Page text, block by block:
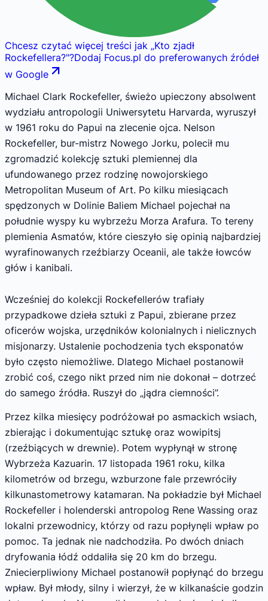
Chcesz czytać więcej treści jak „Kto zjadł
Rockefellera?"?Dodaj Focus.pl do preferowanych źródeł
w Google
Michael Clark Rockefeller, świeżo upieczony absolwent
wydziału antropologii Uniwersytetu Harvarda, wyruszył
w 1961 roku do Papui na zlecenie ojca. Nelson
Rockefeller, bur-mistrz Nowego Jorku, polecił mu
zgromadzić kolekcję sztuki plemiennej dla
ufundowanego przez rodzinę nowojorskiego
Metropolitan Museum of Art. Po kilku miesiącach
spędzonych w Dolinie Baliem Michael pojechał na
południe wyspy ku wybrzeżu Morza Arafura. To tereny
plemienia Asmatów, które cieszyło się opinią najbardziej
wyrafinowanych rzeźbiarzy Oceanii, ale także łowców
głów i kanibali.
Wcześniej do kolekcji Rockefellerów trafiały
przypadkowe dzieła sztuki z Papui, zbierane przez
oficerów wojska, urzędników kolonialnych i nielicznych
misjonarzy. Ustalenie pochodzenia tych eksponatów
było często niemożliwe. Dlatego Michael postanowił
zrobić coś, czego nikt przed nim nie dokonał – dotrzeć
do samego źródła. Ruszył do „jądra ciemności”.
Przez kilka miesięcy podróżował po asmackich wsiach,
zbierając i dokumentując sztukę oraz wowipitsj
(rzeźbiących w drewnie). Potem wypłynął w stronę
Wybrzeża Kazuarin. 17 listopada 1961 roku, kilka
kilometrów od brzegu, wzburzone fale przewróciły
kilkunastometrowy katamaran. Na pokładzie był Michael
Rockefeller i holenderski antropolog Rene Wassing oraz
lokalni przewodnicy, którzy od razu popłynęli wpław po
pomoc. Ta jednak nie nadchodziła. Po dwóch dniach
dryfowania łódź oddaliła się 20 km do brzegu.
Zniecierpliwiony Michael postanowił popłynąć do brzegu
wpław. Był młody, silny i wierzył, że w kilkanaście godzin